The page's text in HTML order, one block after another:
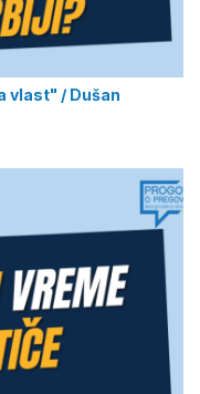
vlast" / Dušan